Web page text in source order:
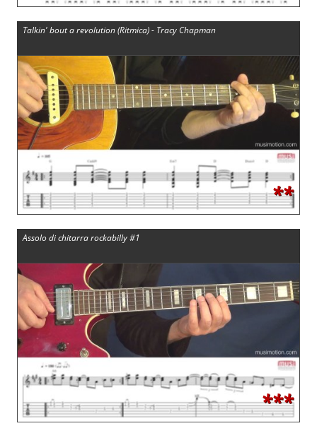
Talkin' bout a revolution (Ritmica) - Tracy Chapman
**
Assolo di chitarra rockabilly #1
***